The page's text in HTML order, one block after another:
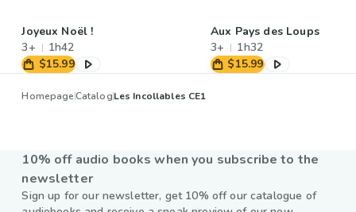
Joyeux Noël !
3+
1h42
$15.99
Aux Pays des Loups
3+
1h32
$15.99
HomepageCatalogLes Incollables CE1
10% off audio books when you subscribe to the
newsletter
Sign up for our newsletter, get 10% off our catalogue of